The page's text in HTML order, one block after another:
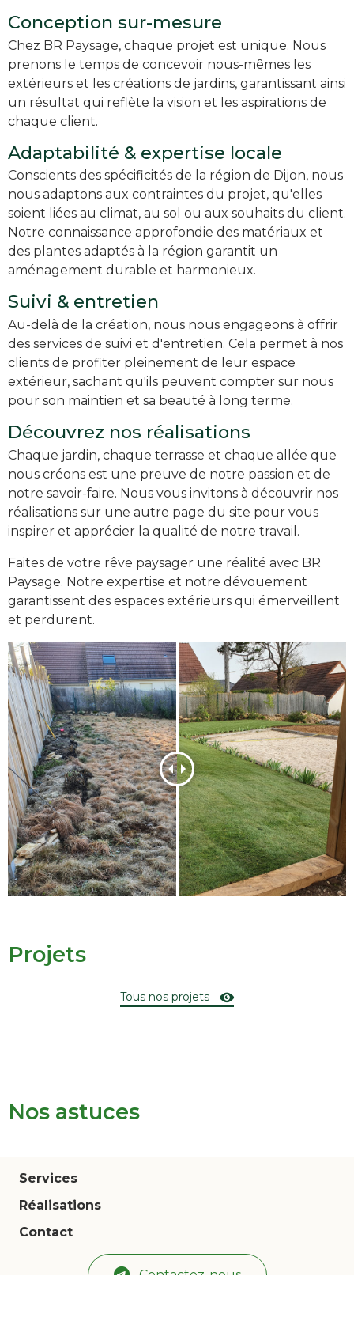
Conception sur-mesure
Chez BR Paysage, chaque projet est unique. Nous
prenons le temps de concevoir nous-mêmes les
extérieurs et les créations de jardins, garantissant ainsi
un résultat qui reflète la vision et les aspirations de
chaque client.
Adaptabilité & expertise locale
Conscients des spécificités de la région de Dijon, nous
nous adaptons aux contraintes du projet, qu'elles
soient liées au climat, au sol ou aux souhaits du client.
Notre connaissance approfondie des matériaux et
des plantes adaptés à la région garantit un
aménagement durable et harmonieux.
Suivi & entretien
Au-delà de la création, nous nous engageons à offrir
des services de suivi et d'entretien. Cela permet à nos
clients de profiter pleinement de leur espace
extérieur, sachant qu'ils peuvent compter sur nous
pour son maintien et sa beauté à long terme.
Découvrez nos réalisations
Chaque jardin, chaque terrasse et chaque allée que
nous créons est une preuve de notre passion et de
notre savoir-faire. Nous vous invitons à découvrir nos
réalisations sur une autre page du site pour vous
inspirer et apprécier la qualité de notre travail.
Faites de votre rêve paysager une réalité avec BR
Paysage. Notre expertise et notre dévouement
garantissent des espaces extérieurs qui émerveillent
et perdurent.
Projets
Tous nos projets
Nos astuces
Services
Réalisations
Contact
Contactez-nous